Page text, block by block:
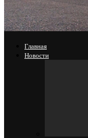
Главная
Новости